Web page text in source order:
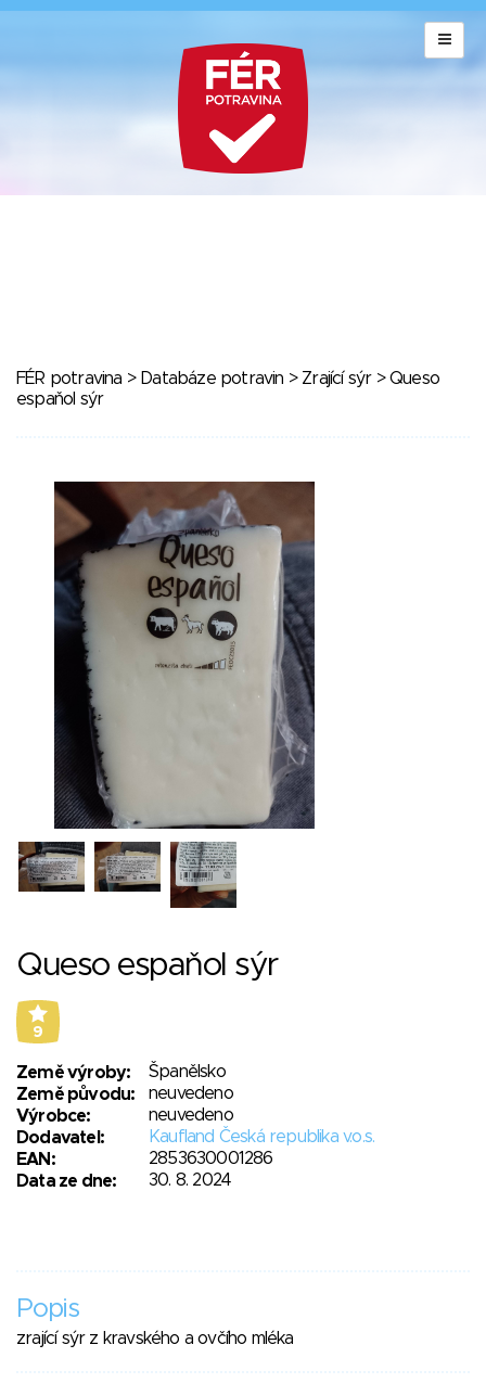
FÉR potravina > Databáze potravin > Zrající sýr> Queso
espaňol sýr
Queso espaňol sýr
9
Země výroby:
Španělsko
Země původu:
neuvedeno
Výrobce:
neuvedeno
Dodavatel:
Kaufland Česká republika v.o.s.
EAN:
2853630001286
Data ze dne:
30. 8. 2024
Popis
zrající sýr z kravského a ovčího mléka